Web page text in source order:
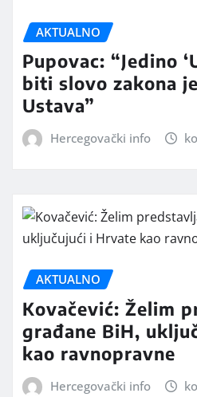
AKTUALNO
Pupovac: “Jedino
biti slovo zakona
Ustava”
Hercegovački info
AKTUALNO
Kovačević: Želim
građane BiH,
kao ravnopravne
Hercegovački info